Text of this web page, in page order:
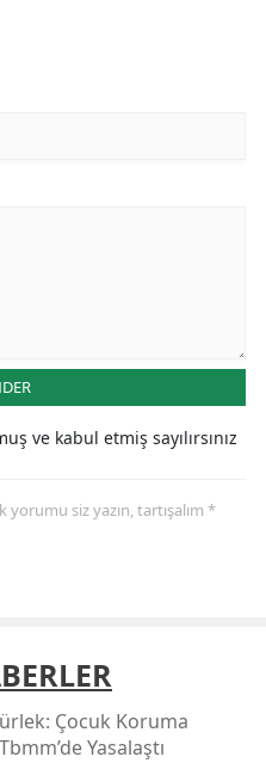
ve kabul etmiş sayılırsınız
siz yazın, tartışalım *
Çocuk Koruma
Yasalaştı